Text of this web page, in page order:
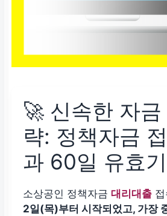
🚀 신속한 자금
략: 정책자금
과 60일 유효
소상공인 정책자금대리대출
2일(목)부터 시작되었고, 가장